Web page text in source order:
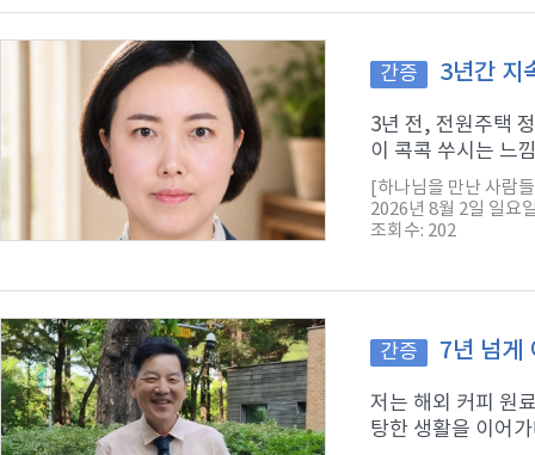
간증 3년간 지
3년 전, 전원주택
이 콕콕 쑤시는 느
[하나님을 만난 사람
2026년 8월 2일 일요
조회수: 202
간증 7년 넘게
저는 해외 커피 원
탕한 생활을 이어